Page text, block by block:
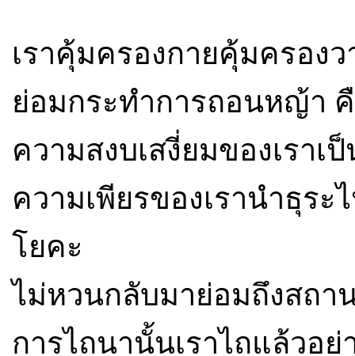
เราคุ้มครองกายคุ้มครอง
ย่อมกระทำการถอนหญ้า
ความสงบเสงี่ยมของเราเ
ความเพียรของเรานำธุร
โยคะ
ไม่หวนกลับมาย่อมถึงสถา
การไถนานั้นเราไถแล้วอ